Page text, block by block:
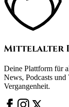
Mittelalter
Deine Plattform für
News, Podcasts
Vergangenheit.